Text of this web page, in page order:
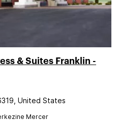
& Suites Franklin -
United States
Mercer